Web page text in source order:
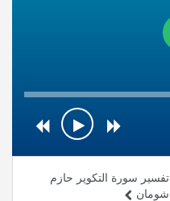
تفسير سورة التكوير حازم
شومان